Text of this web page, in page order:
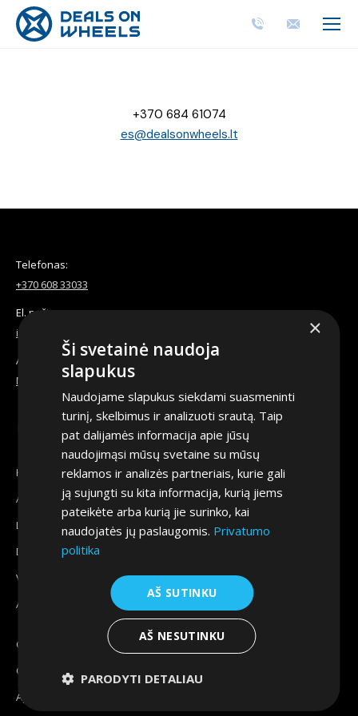
+370 684 61074
es@dealsonwheels.lt
Telefonas:
+370 608 33033
El. paštas:
info@dealsonwheels.lt
Address:
Mykolo Lietuvio g. 6, Vilnius
Find us on:
FacebookYouTube
page
opens
new
Linkedin
page
opens
in
new
window
Instagram
page
opens
in
new
window
Konsultacijos
Automobilio parvežimas pagal užsakymą
Lizingas
Draudimas
Verslui
Automobilio pardavimas
GAP draudimas
Garantija
Apsauginė plėvelė
×
Ši svetainė naudoja
slapukus
Naudojame slapukus siekdami suasmeninti
turinį, skelbimus ir analizuoti srautą. Taip
pat dalijamės informacija apie jūsų
naudojimąsi mūsų svetaine su mūsų
reklamos ir analizės partneriais, kurie gali
ją sujungti su kita informacija, kurią jiems
pateikėte arba kurią jie surinko, kai
naudojatės jų paslaugomis. Privatumo
politika
AŠ SUTINKU
AŠ NESUTINKU
PARODYTI DETALIAU